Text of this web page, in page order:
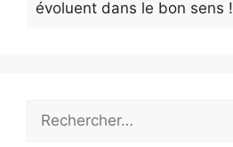
évoluent dans le bon sens !